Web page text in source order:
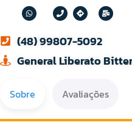
(48) 99807-5092
General Liberato
Sobre Avaliações